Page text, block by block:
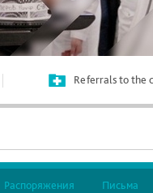
Referrals to the
Распоряжения Письма